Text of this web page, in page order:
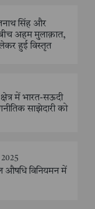
सिंह और
बीच अहम मुलाक़ात,
लेकर हुई विस्तृत
में भारत-सऊदी
साझेदारी को
औषधि विनियमन में